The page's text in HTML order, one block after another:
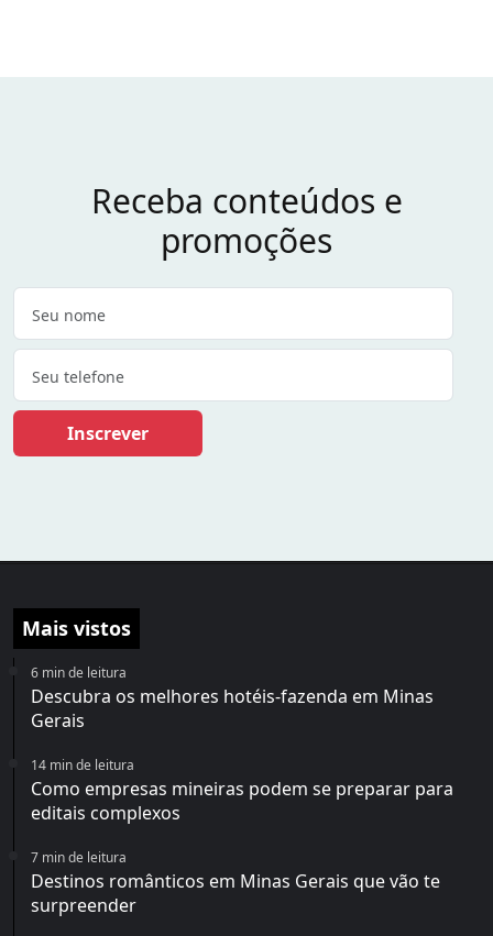
Receba conteúdos e
promoções
Inscrever
Mais vistos
6 min de leitura
Descubra os melhores hotéis-fazenda em Minas
Gerais
14 min de leitura
Como empresas mineiras podem se preparar para
editais complexos
7 min de leitura
Destinos românticos em Minas Gerais que vão te
surpreender